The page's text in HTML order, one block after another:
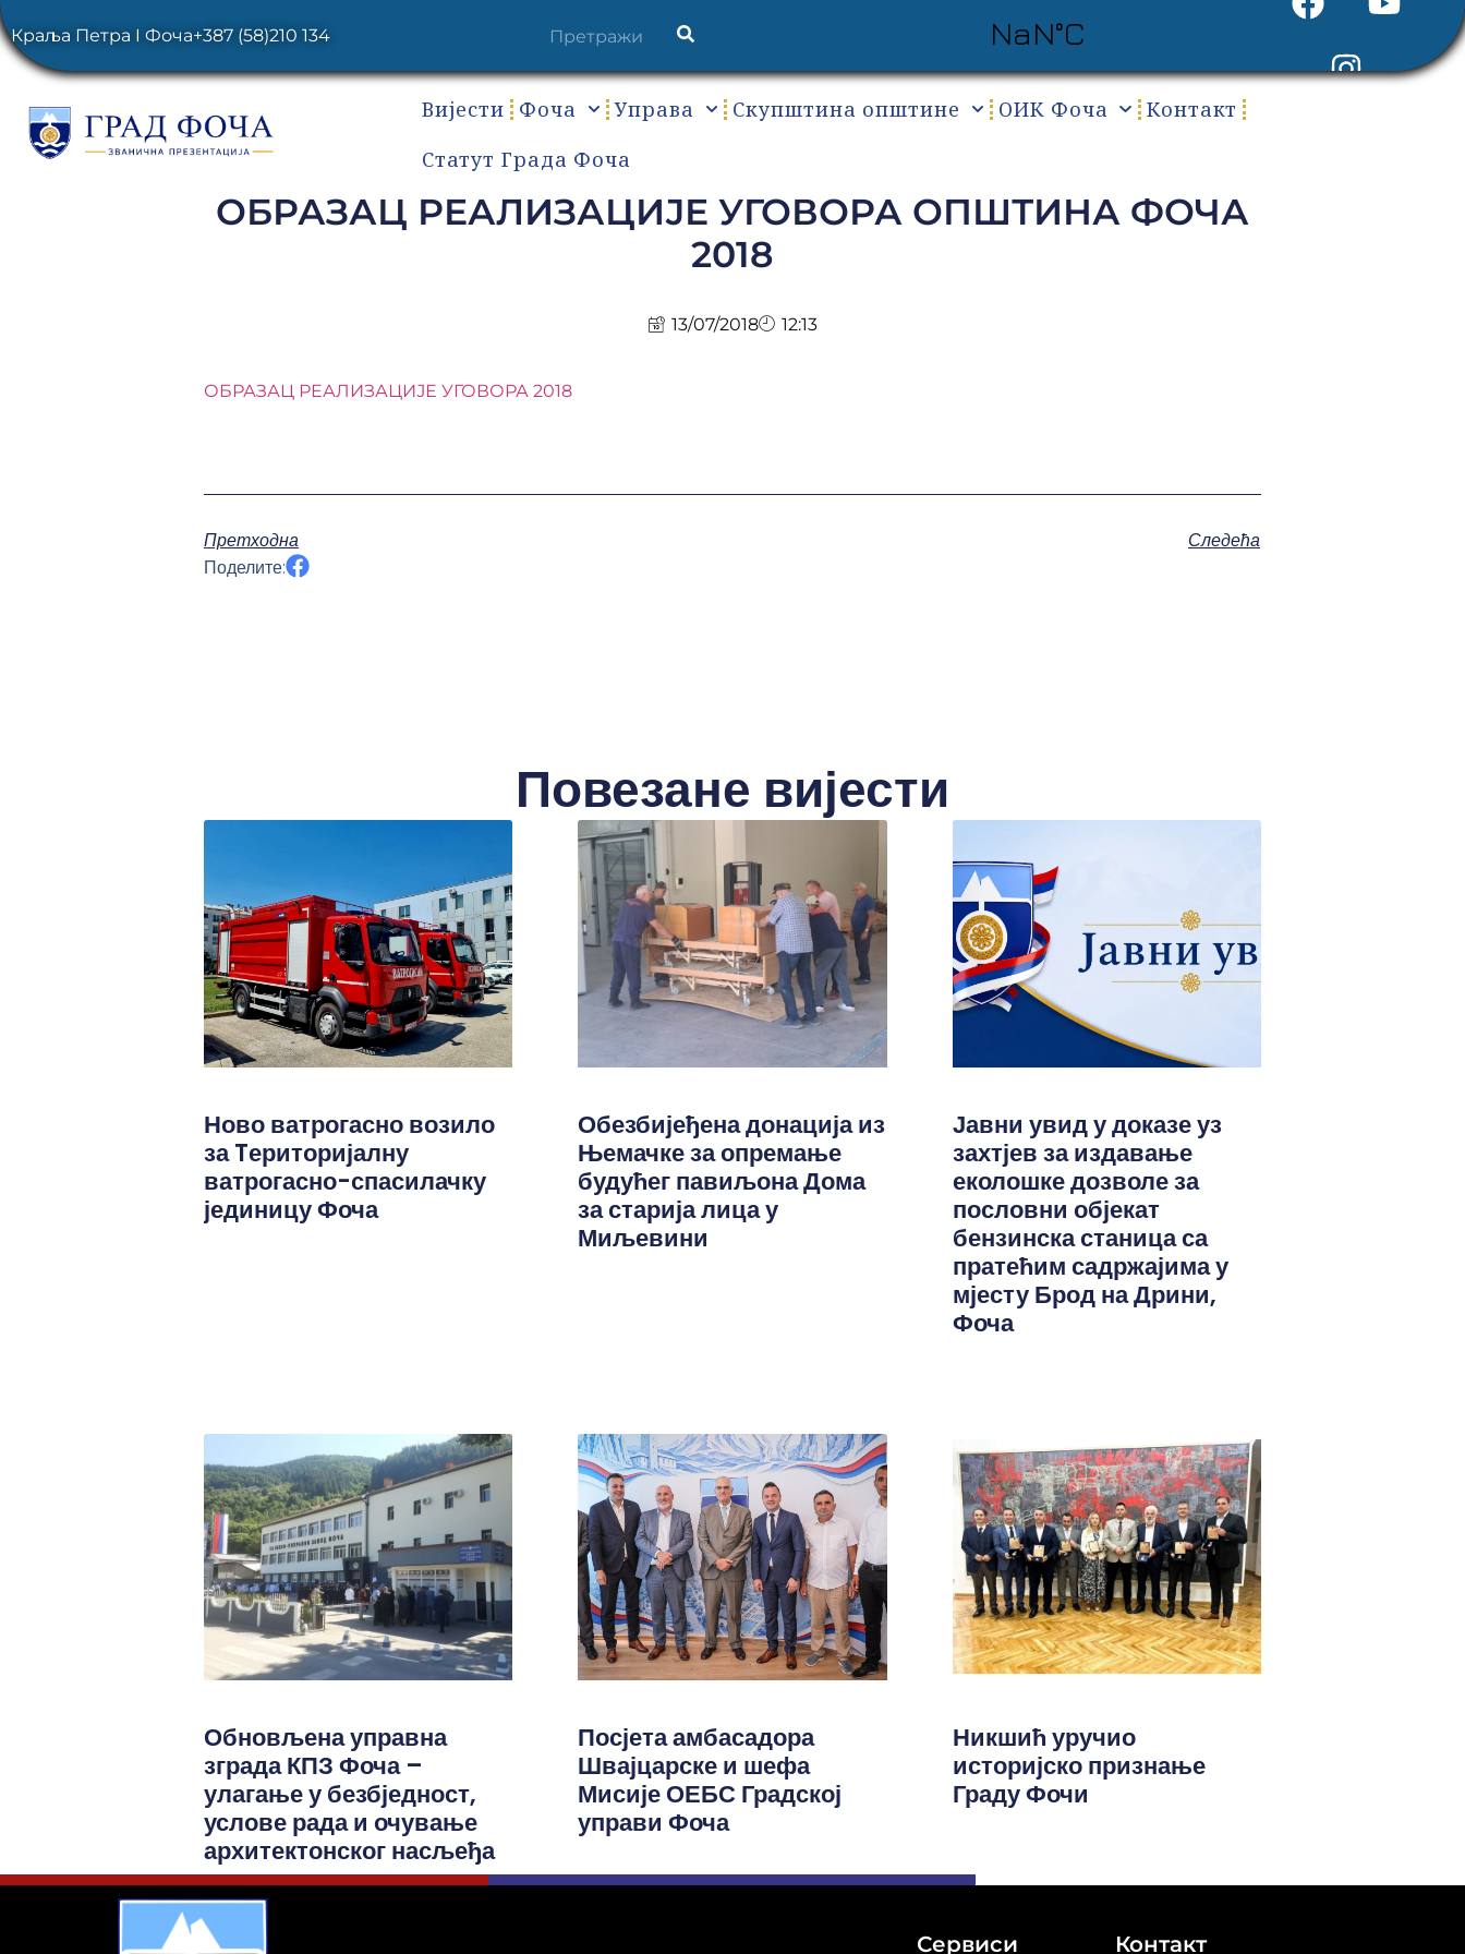
Краља Петра I Фоча+387 (58)210 134
Вијести Фоча Управа Скупштина општине ОИК Фоча
Контакт
Статут Града Фоча
ОБРАЗАЦ РЕАЛИЗАЦИЈЕ УГОВОРА ОПШТИНА ФОЧА
2018
13/07/2018 12:13
ОБРАЗАЦ РЕАЛИЗАЦИЈЕ УГОВОРА 2018
Претходна
Следећа
Поделите:
Повезане вијести
Ново ватрогасно возило
за Tериторијалну
ватрогасно-спасилачку
јединицу Фоча
Обезбијеђена донација из
Њемачке за опремање
будућег павиљона Дома
за старија лица у
Миљевини
Јавни увид у доказе уз
захтјев за издавање
еколошке дозволе за
пословни објекат
бензинска станица са
пратећим садржајима у
мјесту Брод на Дрини,
Фоча
Обновљена управна
зграда КПЗ Фоча –
улагање у безбједност,
услове рада и очување
архитектонског насљеђа
Посјета амбасадора
Швајцарске и шефа
Мисије ОЕБС Градској
управи Фоча
Никшић уручио
историјско признање
Граду Фочи
Сервиси Контакт